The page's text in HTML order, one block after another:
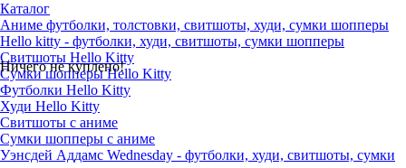
Ничего не куплено!
Каталог
Аниме футболки, толстовки, свитшоты, худи, сумки шопперы
Hello kitty - футболки, худи, свитшоты, сумки шопперы
Свитшоты Hello Kitty
Сумки шопперы Hello Kitty
Футболки Hello Kitty
Худи Hello Kitty
Свитшоты с аниме
Сумки шопперы с аниме
Уэнсдей Аддамс Wednesday - футболки, худи, свитшоты, сумки